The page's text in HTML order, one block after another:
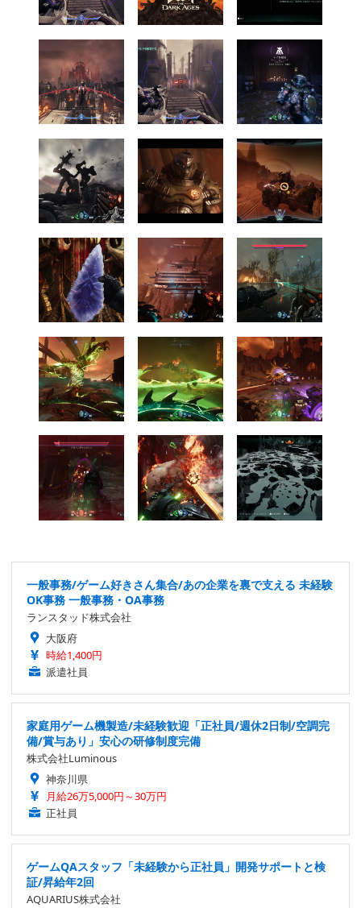
一般事務/ゲーム好きさん集合/あの企業を裏で支える 未経験
OK事務 一般事務・OA事務
ランスタッド株式会社
大阪府
時給1,400円
派遣社員
家庭用ゲーム機製造/未経験歓迎「正社員/週休2日制/空調完
備/賞与あり」安心の研修制度完備
株式会社Luminous
神奈川県
月給26万5,000円～30万円
正社員
ゲームQAスタッフ「未経験から正社員」開発サポートと検
証/昇給年2回
AQUARIUS株式会社